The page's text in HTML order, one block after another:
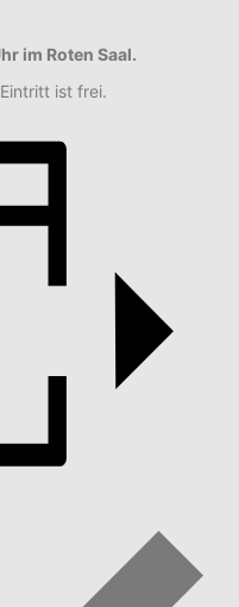
im Roten Saal.
ist frei.